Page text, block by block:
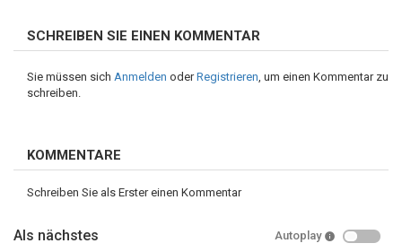
SCHREIBEN SIE EINEN KOMMENTAR
Sie müssen sich Anmelden oderRegistrieren, um einen Kommentar zu
schreiben.
KOMMENTARE
Schreiben Sie als Erster einen Kommentar
Als nächstes Autoplay